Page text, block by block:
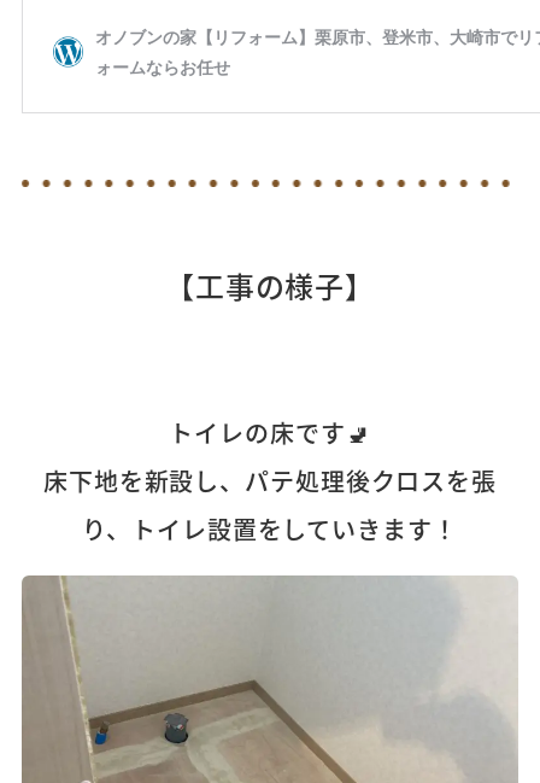
【工事の様子】
トイレの床です🚽
床下地を新設し、パテ処理後クロスを張
り、トイレ設置をしていきます！